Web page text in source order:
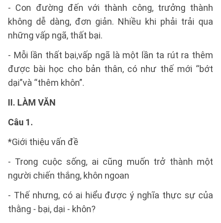
- Con đường đến với thành công, trưởng thành
không dễ dàng, đơn giản. Nhiều khi phải trải qua
những vấp ngã, thất bại.
- Mỗi lần thất bại,vấp ngã là một lần ta rút ra thêm
được bài học cho bản thân, có như thế mới “bớt
dại”và “thêm khôn”.
II. LÀM VĂN
Câu 1.
*Giới thiệu vấn đề
- Trong cuộc sống, ai cũng muốn trở thành một
người chiến thắng, khôn ngoan
- Thế nhưng, có ai hiểu được ý nghĩa thực sự của
thằng - bại, dại - khôn?